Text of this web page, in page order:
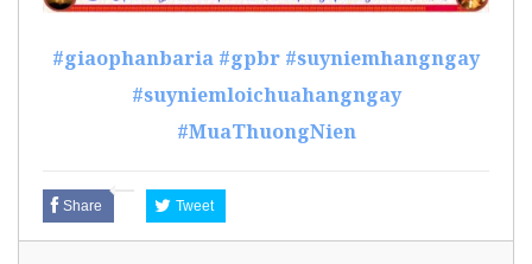
#giaophanbaria #gpbr #suyniemhangngay
#suyniemloichuahangngay
#MuaThuongNien
Share Tweet